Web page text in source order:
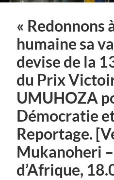
« Redonnons
humaine sa
devise de la
du Prix
UMUHOZA
Démocratie
Reportage.
Mukanoheri
d’Afrique,